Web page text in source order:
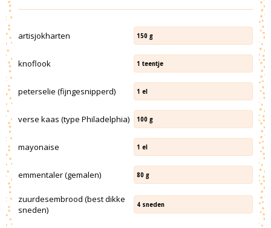
artisjokharten 150 g
knoflook 1 teentje
peterselie (fijngesnipperd) 1 el
verse kaas (type Philadelphia) 100 g
mayonaise 1 el
emmentaler (gemalen) 80 g
zuurdesembrood (best dikke
sneden)
4 sneden